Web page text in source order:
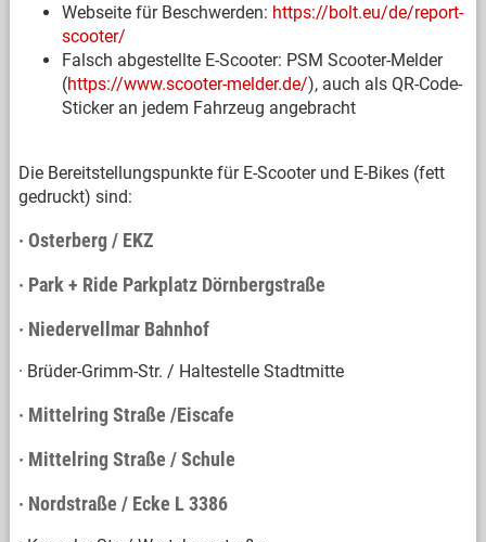
Webseite für Beschwerden: https://bolt.eu/de/report-
scooter/
Falsch abgestellte E-Scooter: PSM Scooter-Melder
(https://www.scooter-melder.de/), auch als QR-Code-
Sticker an jedem Fahrzeug angebracht
Die Bereitstellungspunkte für E-Scooter und E-Bikes (fett
gedruckt) sind:
· Osterberg / EKZ
· Park + Ride Parkplatz Dörnbergstraße
· Niedervellmar Bahnhof
· Brüder-Grimm-Str. / Haltestelle Stadtmitte
· Mittelring Straße /Eiscafe
· Mittelring Straße / Schule
· Nordstraße / Ecke L 3386